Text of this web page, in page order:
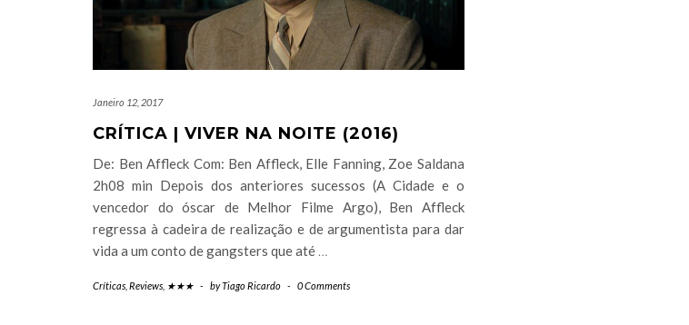
Janeiro 12, 2017
CRÍTICA | VIVER NA NOITE (2016)
De: Ben Affleck Com: Ben Affleck, Elle Fanning, Zoe Saldana
2h08 min Depois dos anteriores sucessos (A Cidade e o
vencedor do óscar de Melhor Filme Argo), Ben Affleck
regressa à cadeira de realização e de argumentista para dar
vida a um conto de gangsters que até …
Críticas Reviews ★★★ - byTiago Ricardo - 0 Comments